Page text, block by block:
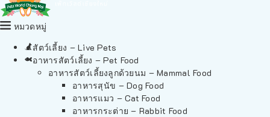
หมวดหมู่
สัตว์เลี้ยง – Live Pets
อาหารสัตว์เลี้ยง – Pet Food
อาหารสัตว์เลี้ยงลูกด้วยนม – Mammal Food
อาหารสุนัข – Dog Food
อาหารแมว – Cat Food
อาหารกระต่าย – Rabbit Food